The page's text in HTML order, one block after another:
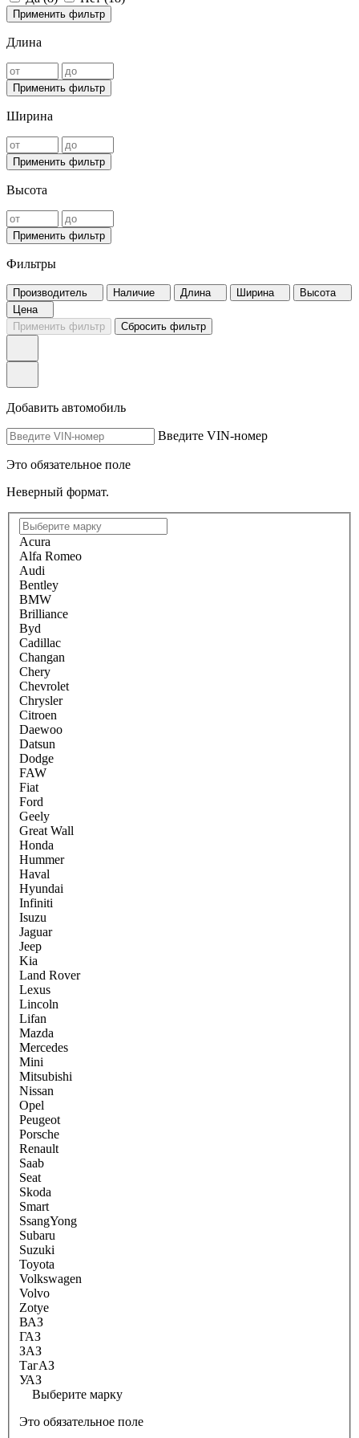
Применить фильтр
Длина
Применить фильтр
Ширина
Применить фильтр
Высота
Применить фильтр
Фильтры
Производитель Наличие Длина Ширина
Высота
Цена
Применить фильтр
Сбросить фильтр
Добавить автомобиль
Введите VIN-номер
Это обязательное поле
Неверный формат.
Acura
Alfa Romeo
Audi
Bentley
BMW
Brilliance
Byd
Cadillac
Changan
Chery
Chevrolet
Chrysler
Citroen
Daewoo
Datsun
Dodge
FAW
Fiat
Ford
Geely
Great Wall
Honda
Hummer
Haval
Hyundai
Infiniti
Isuzu
Jaguar
Jeep
Kia
Land Rover
Lexus
Lincoln
Lifan
Mazda
Mercedes
Mini
Mitsubishi
Nissan
Opel
Peugeot
Porsche
Renault
Saab
Seat
Skoda
Smart
SsangYong
Subaru
Suzuki
Toyota
Volkswagen
Volvo
Zotye
ВАЗ
ГАЗ
ЗАЗ
ТагАЗ
УАЗ
Выберите марку
Это обязательное поле